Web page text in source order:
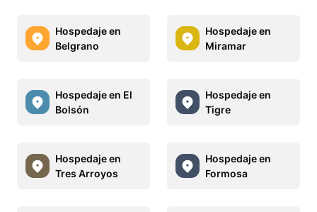
Hospedaje en
Belgrano
Hospedaje en
Miramar
Hospedaje en El
Bolsón
Hospedaje en
Tigre
Hospedaje en
Tres Arroyos
Hospedaje en
Formosa